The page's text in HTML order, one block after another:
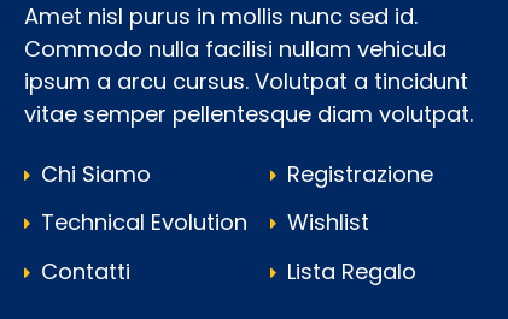
Amet nisl purus in mollis nunc sed id.
Commodo nulla facilisi nullam vehicula
ipsum a arcu cursus. Volutpat a tincidunt
vitae semper pellentesque diam volutpat.
Chi Siamo
Technical Evolution
Contatti
Registrazione
Wishlist
Lista Regalo